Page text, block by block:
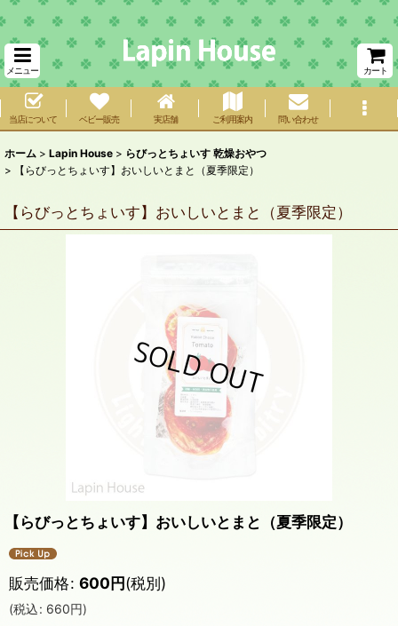
メニュー カート
当店について ベビー販売 実店舗 ご利用案内 問い合わせ
ホーム > Lapin House > らびっとちょいす 乾燥おやつ
>
【らびっとちょいす】おいしいとまと（夏季限定）
【らびっとちょいす】おいしいとまと（夏季限定）
【らびっとちょいす】おいしいとまと（夏季限定）
販売価格: 600円(税別)
(税込: 660円)